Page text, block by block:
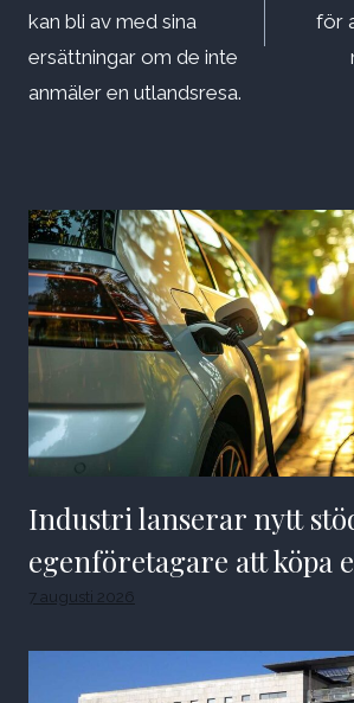
kan bli av med sina
ersättningar om de inte
anmäler en utlandsresa.
för
Industri lanserar nytt
egenföretagare att köpa
7 augusti 2026